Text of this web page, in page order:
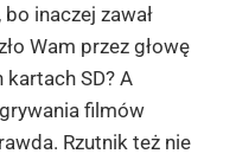
inaczej zawał
Wam przez głowę
kartach SD? A
filmów
Rzutnik też nie